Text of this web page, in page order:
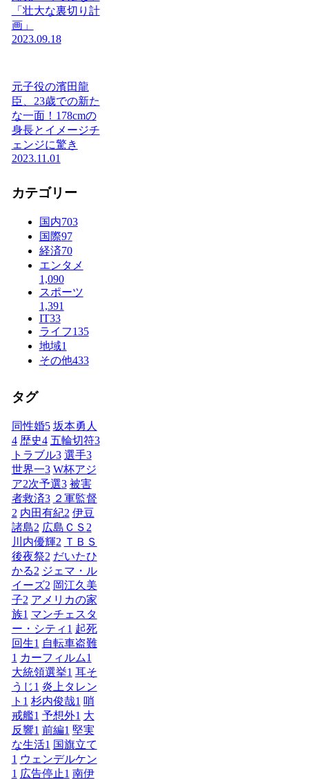
「壮大な裏切り計
画」
2023.09.18
元子役の濱田龍
臣、23歳での新た
な一面！178cmの
身長とイメージチ
ェンジに驚き
2023.11.01
カテゴリー
国内703
国際97
経済70
エンタメ
1,090
スポーツ
1,391
IT33
ライフ135
地域1
その他433
タグ
同性婚5 坂本勇人
4 歴史4 五輪切符3
トラブル3 選手3
世界一3 W杯アジ
ア2次予選3 被害
者救済3 ２軍監督
2 内田有紀2 伊豆
諸島2 広島ＣＳ 2
川内優輝2 ＴＢＳ
後夜祭2 だいたひ
かる2 ジェマ・ル
イーズ2 岡江久美
子2 アメリカの家
族1 マンチェスタ
ー・シティ 1 起死
回生1 自転車盗難
1 カーフィルム1
大統領選挙1 耳そ
うじ1 炎上タレン
ト 1 杉内俊哉1 哨
戒艦1 予想外1 大
反響1 前編1 堅実
な生活1 国旗立て
1 ウェンデルケン
1 広告停止1 南伊